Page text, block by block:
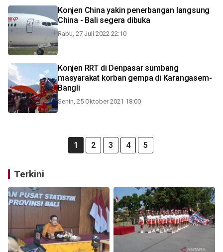
Konjen China yakin penerbangan langsung
China - Bali segera dibuka
Rabu, 27 Juli 2022 22:10
Konjen RRT di Denpasar sumbang
masyarakat korban gempa di Karangasem-
Bangli
Senin, 25 Oktober 2021 18:00
1 2 3 4 5
Terkini